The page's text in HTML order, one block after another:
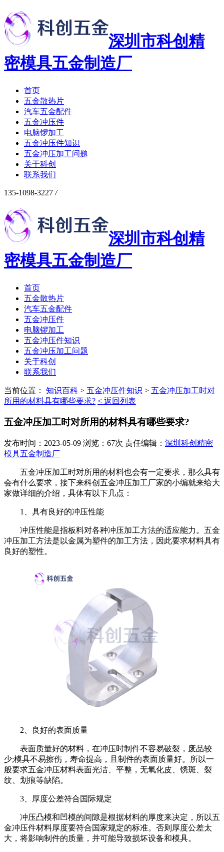
深圳市科创精
密模具五金制造厂
首页
五金散热片
汽车五金配件
五金冲压件
电脑锣加工
五金冲压件知识
五金冲压加工问题
关于科创
联系我们
135-1098-3227 /
深圳市科创精
密模具五金制造厂
首页
五金散热片
汽车五金配件
五金冲压件
电脑锣加工
五金冲压件知识
五金冲压加工问题
关于科创
联系我们
当前位置： 知识百科 > 五金冲压件知识 > 五金冲压加工时对
所用的材料具有哪些要求? < 返回列表
五金冲压加工时对所用的材料具有哪些要求?
发布时间：2023-05-09 浏览：67次 责任编辑： 深圳科创精密
模具五金制造厂
五金冲压加工时对所用的材料也会有一定要求，那么具有
会有什么要求，接下来科创五金冲压加工厂家的小编就来给大
家做详细的介绍，具体有以下几点：
1、具有良好的冲压性能
冲压性能是指板料对各种冲压加工方法的适应能力。五金
冲压加工方法是以金属为塑件的加工方法，因此要求材料具有
良好的塑性。
2、良好的表面质量
表面质量好的材料，在冲压时制件不容易破裂，废品较
少;模具不易擦伤，寿命提高，且制件的表面质量好。所以一
般要求五金冲压材料表面光洁、平整，无氧化皮、锈斑、裂
纹、划痕等缺陷。
3、厚度公差符合国际规定
冲压凸模和凹模的间隙是根据材料的厚度来决定，所以五
金冲压件材料厚度要符合国家规定的标准。否则厚度公差太
大，将影响制件的质量，并可能导致损坏设备和模具。